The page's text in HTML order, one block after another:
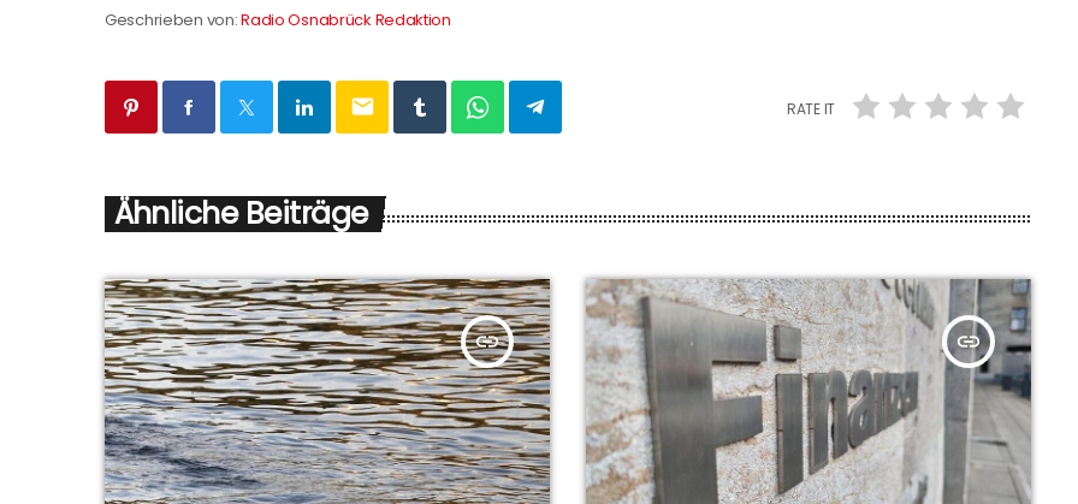
Geschrieben von:Radio Osnabrück Redaktion
email RATE IT
Ähnliche Beiträge
insert_link insert_link